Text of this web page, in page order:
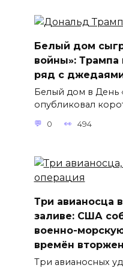
Белый дом
войны»: Трампа
ряд с
Белый дом в День
опубликовал
0 494
Три авианосца
заливе: США
военно-
времён
Три авианосных